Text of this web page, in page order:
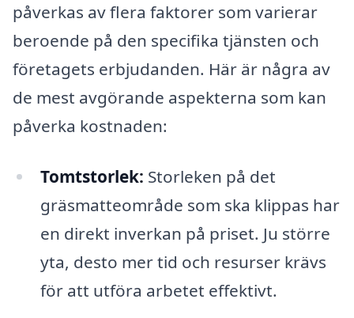
påverkas av flera faktorer som varierar
beroende på den specifika tjänsten och
företagets erbjudanden. Här är några av
de mest avgörande aspekterna som kan
påverka kostnaden:
Tomtstorlek: Storleken på det
gräsmatteområde som ska klippas har
en direkt inverkan på priset. Ju större
yta, desto mer tid och resurser krävs
för att utföra arbetet effektivt.